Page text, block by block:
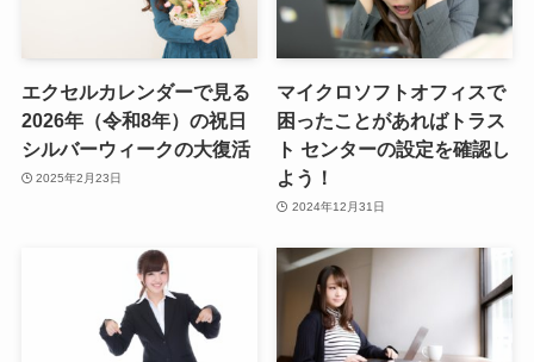
エクセルカレンダーで見る
2026年（令和8年）の祝日
シルバーウィークの大復活
2025年2月23日
マイクロソフトオフィスで
困ったことがあればトラス
ト センターの設定を確認し
よう！
2024年12月31日